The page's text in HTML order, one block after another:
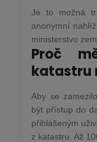
Je to možná
anonymní
ministerstvo
Proč
katastru
Aby se
být přístup do
přihlášeným
z katastru. Až